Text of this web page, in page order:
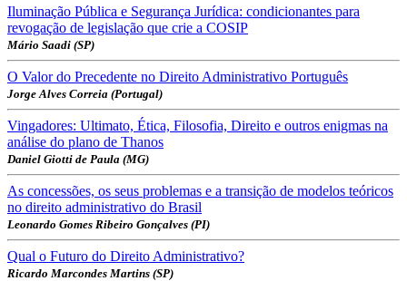
Iluminação Pública e Segurança Jurídica: condicionantes para
revogação de legislação que crie a COSIP
Mário Saadi (SP)
O Valor do Precedente no Direito Administrativo Português
Jorge Alves Correia (Portugal)
Vingadores: Ultimato, Ética, Filosofia, Direito e outros enigmas na
análise do plano de Thanos
Daniel Giotti de Paula (MG)
As concessões, os seus problemas e a transição de modelos teóricos
no direito administrativo do Brasil
Leonardo Gomes Ribeiro Gonçalves (PI)
Qual o Futuro do Direito Administrativo?
Ricardo Marcondes Martins (SP)